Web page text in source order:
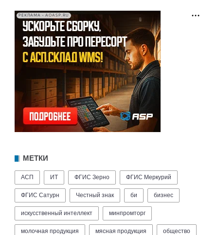
РЕКЛАМА • AOASP.RU
МЕТКИ
АСП ИТ ФГИС Зерно ФГИС Меркурий
ФГИС Сатурн Честный знак би бизнес
искусственный интеллект минпромторг
молочная продукция мясная продукция общество